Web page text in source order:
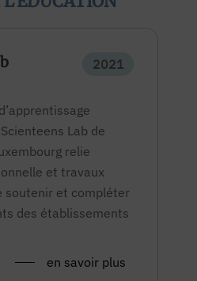
2021
Lab de
relie
et travaux
soutenir et compléter
des établissements
en savoir plus